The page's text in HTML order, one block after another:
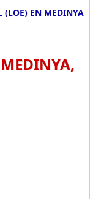
(LOE) EN MEDINYA